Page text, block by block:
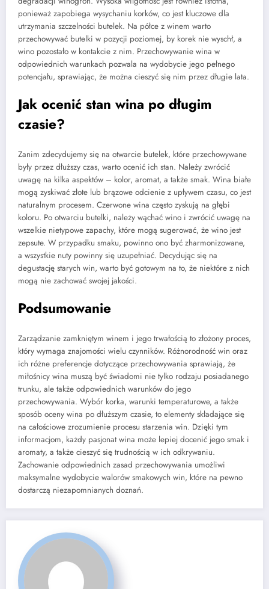
ponieważ zapobiega wysychaniu korków, co jest kluczowe dla
utrzymania szczelności butelek. Na półce z winem warto
przechowywać butelki w pozycji poziomej, by korek nie wyschł, a
wino pozostało w kontakcie z nim. Przechowywanie wina w
odpowiednich warunkach pozwala na wydobycie jego pełnego
potencjału, sprawiając, że można cieszyć się nim przez długie lata.
Jak ocenić stan wina po długim
czasie?
Zanim zdecydujemy się na otwarcie butelek, które przechowywane
były przez dłuższy czas, warto ocenić ich stan. Należy zwrócić
uwagę na kilka aspektów – kolor, aromat, a także smak. Wina białe
mogą zyskiwać złote lub brązowe odcienie z upływem czasu, co jest
naturalnym procesem. Czerwone wina często zyskują na głębi
koloru. Po otwarciu butelki, należy wąchać wino i zwrócić uwagę na
wszelkie nietypowe zapachy, które mogą sugerować, że wino jest
zepsute. W przypadku smaku, powinno ono być zharmonizowane,
a wszystkie nuty powinny się uzupełniać. Decydując się na
degustację starych win, warto być gotowym na to, że niektóre z nich
mogą nie zachować swojej jakości.
Podsumowanie
Zarządzanie zamkniętym winem i jego trwałością to złożony proces,
który wymaga znajomości wielu czynników. Różnorodność win oraz
ich różne preferencje dotyczące przechowywania sprawiają, że
miłośnicy wina muszą być świadomi nie tylko rodzaju posiadanego
trunku, ale także odpowiednich warunków do jego
przechowywania. Wybór korka, warunki temperaturowe, a także
sposób oceny wina po dłuższym czasie, to elementy składające się
na całościowe zrozumienie procesu starzenia win. Dzięki tym
informacjom, każdy pasjonat wina może lepiej docenić jego smak i
aromaty, a także cieszyć się trudnością w ich odkrywaniu.
Zachowanie odpowiednich zasad przechowywania umożliwi
maksymalne wydobycie walorów smakowych win, które na pewno
dostarczą niezapomnianych doznań.